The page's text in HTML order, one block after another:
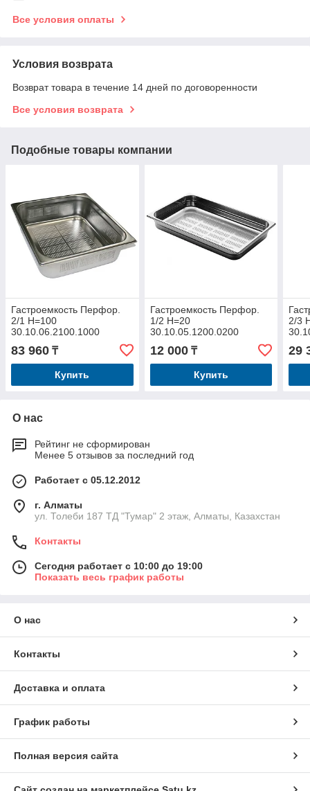
Все условия оплаты
Условия возврата
Возврат товара в течение 14 дней по договоренности
Все условия возврата
Подобные товары компании
Гастроемкость Перфор.
2/1 Н=100
30.10.06.2100.1000
83 960 ₸
Купить
Гастроемкость Перфор.
1/2 Н=20
30.10.05.1200.0200
12 000₸
Купить
2/3
29
О нас
Рейтинг не сформирован
Менее 5 отзывов за последний год
Работает с 05.12.2012
г. Алматы
ул. Толеби 187 ТД "Тумар" 2 этаж, Алматы, Казахстан
Контакты
Сегодня работает с 10:00 до 19:00
Показать весь график работы
О нас
Контакты
Доставка и оплата
График работы
Полная версия сайта